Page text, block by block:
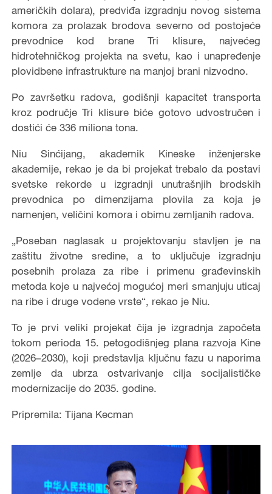
američkih dolara), predviđa izgradnju novog sistema
komora za prolazak brodova severno od postojeće
prevodnice kod brane Tri klisure, najvećeg
hidrotehničkog projekta na svetu, kao i unapređenje
plovidbene infrastrukture na manjoj brani nizvodno.
Po završetku radova, godišnji kapacitet transporta
kroz područje Tri klisure biće gotovo udvostručen i
dostići će 336 miliona tona.
Niu Sinćijang, akademik Kineske inženjerske
akademije, rekao je da bi projekat trebalo da postavi
svetske rekorde u izgradnji unutrašnjih brodskih
prevodnica po dimenzijama plovila za koja je
namenjen, veličini komora i obimu zemljanih radova.
„Poseban naglasak u projektovanju stavljen je na
zaštitu životne sredine, a to uključuje izgradnju
posebnih prolaza za ribe i primenu građevinskih
metoda koje u najvećoj mogućoj meri smanjuju uticaj
na ribe i druge vodene vrste“, rekao je Niu.
To je prvi veliki projekat čija je izgradnja započeta
tokom perioda 15. petogodišnjeg plana razvoja Kine
(2026–2030), koji predstavlja ključnu fazu u naporima
zemlje da ubrza ostvarivanje cilja socijalističke
modernizacije do 2035. godine.
Pripremila: Tijana Kecman